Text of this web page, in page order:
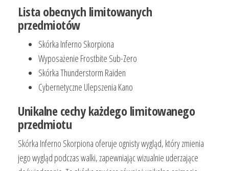
Lista obecnych limitowanych
przedmiotów
Skórka Inferno Skorpiona
Wyposażenie Frostbite Sub-Zero
Skórka Thunderstorm Raiden
Cybernetyczne Ulepszenia Kano
Unikalne cechy każdego limitowanego
przedmiotu
Skórka Inferno Skorpiona oferuje ognisty wygląd, który zmienia
jego wygląd podczas walki, zapewniając wizualnie uderzające